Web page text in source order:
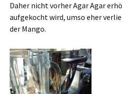
Daher nicht vorher Agar Agar
aufgekocht wird, umso eher
der Mango.